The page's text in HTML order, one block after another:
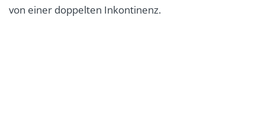
von einer doppelten Inkontinenz.